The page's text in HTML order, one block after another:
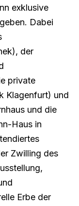
exklusive
Dabei
der
private
Klagenfurt) und
und die
Haus in
Zwilling des
Erbe der